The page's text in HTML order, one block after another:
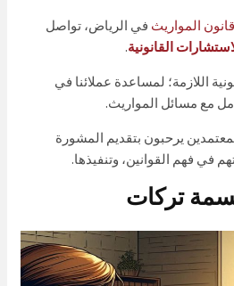
المواريث في الرياض، تواصل
القانونية.
اللازمة؛ لمساعدة عملائنا في
مع مسائل المواريث.
يرحبون بتقديم المشورة
في فهم القوانين، وتنفيذها.
تركات